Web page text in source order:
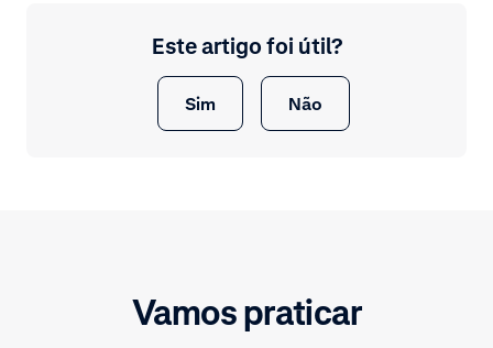
Este artigo foi útil?
Sim Não
Vamos praticar